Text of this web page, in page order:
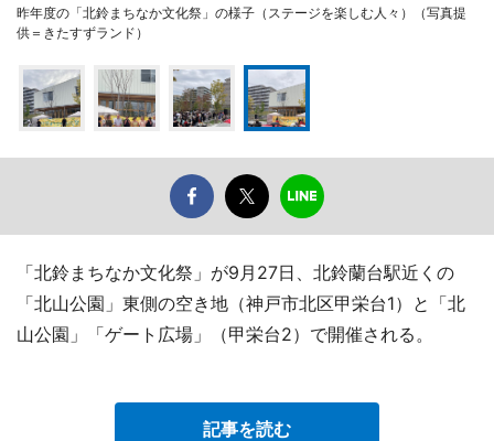
昨年度の「北鈴まちなか文化祭」の様子（ステージを楽しむ人々）（写真提
供＝きたすずランド）
「北鈴まちなか文化祭」が9月27日、北鈴蘭台駅近くの
「北山公園」東側の空き地（神戸市北区甲栄台1）と「北
山公園」「ゲート広場」（甲栄台2）で開催される。
記事を読む